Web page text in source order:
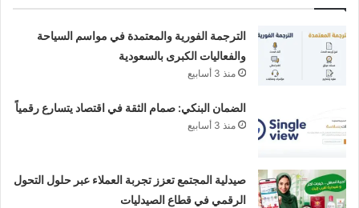
الترجمة الفورية والمعتمدة في مواسم السياحة
والفعاليات الكبرى بالسعودية
منذ 3 أسابيع
الضمان البنكي: صمام الثقة في اقتصاد يتسارع رقمياً
منذ 3 أسابيع
صيدلية المجتمع تعزز تجربة العملاء عبر حلول التحول
الرقمي في قطاع الصيدليات